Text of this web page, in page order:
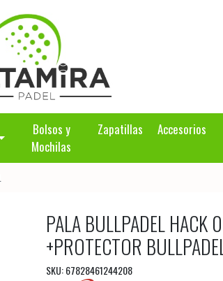
Bolsos y
Mochilas
Zapatillas Accesorios
PALA BULLPADEL HACK
+PROTECTOR
SKU: 67828461244208